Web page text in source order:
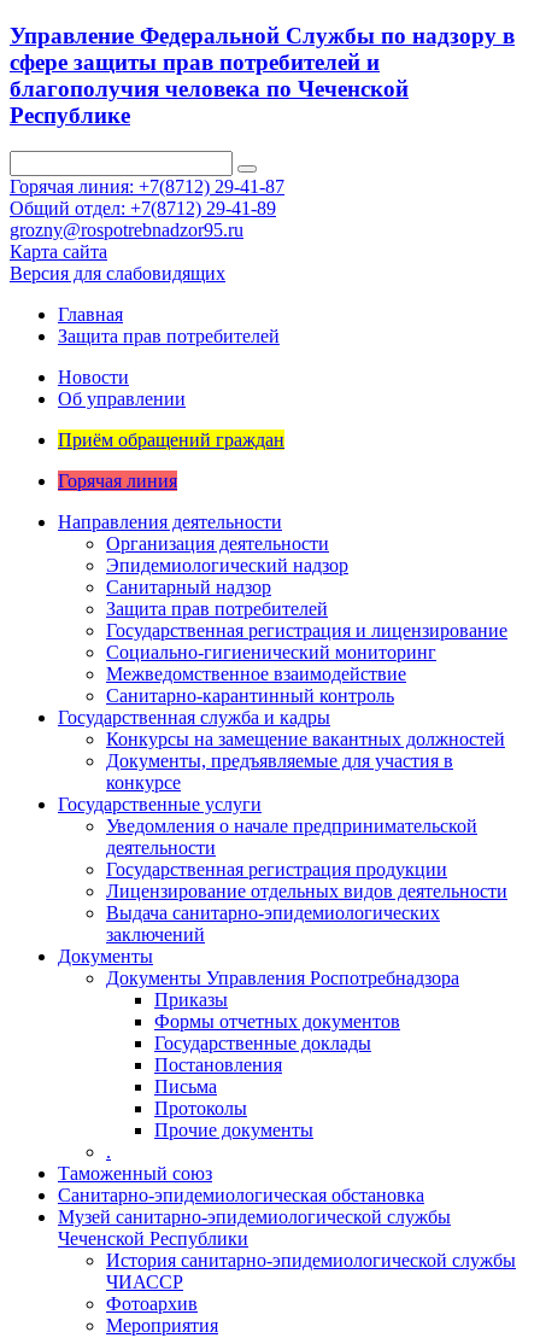
Управление Федеральной Службы по надзору в
сфере защиты прав потребителей и
благополучия человека по Чеченской
Республике
Горячая линия: +7(8712) 29-41-87
Общий отдел: +7(8712) 29-41-89
grozny@rospotrebnadzor95.ru
Карта сайта
Версия для слабовидящих
Главная
Защита прав потребителей
Новости
Об управлении
Приём обращений граждан
Горячая линия
Направления деятельности
Организация деятельности
Эпидемиологический надзор
Санитарный надзор
Защита прав потребителей
Государственная регистрация и лицензирование
Социально-гигиенический мониторинг
Межведомственное взаимодействие
Санитарно-карантинный контроль
Государственная служба и кадры
Конкурсы на замещение вакантных должностей
Документы, предъявляемые для участия в
конкурсе
Государственные услуги
Уведомления о начале предпринимательской
деятельности
Государственная регистрация продукции
Лицензирование отдельных видов деятельности
Выдача санитарно-эпидемиологических
заключений
Документы
Документы Управления Роспотребнадзора
Приказы
Формы отчетных документов
Государственные доклады
Постановления
Письма
Протоколы
Прочие документы
.
Таможенный союз
Санитарно-эпидемиологическая обстановка
Музей санитарно-эпидемиологической службы
Чеченской Республики
История санитарно-эпидемиологической службы
ЧИАССР
Фотоархив
Мероприятия